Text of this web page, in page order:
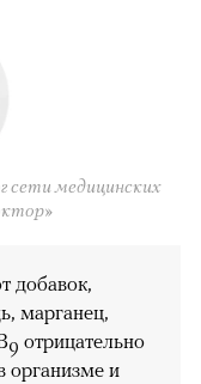
сети медицинских
добавок,
марганец,
9 отрицательно
организме и